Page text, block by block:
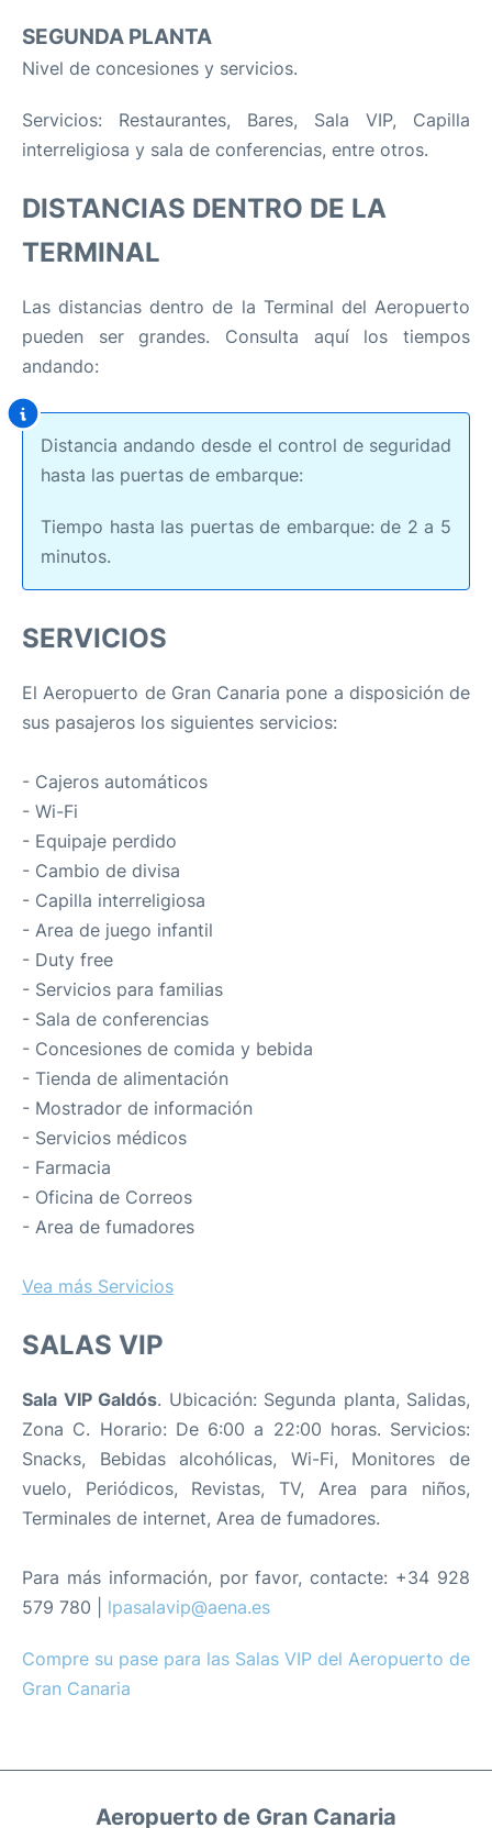
SEGUNDA PLANTA
Nivel de concesiones y servicios.
Servicios: Restaurantes, Bares, Sala VIP, Capilla
interreligiosa y sala de conferencias, entre otros.
DISTANCIAS DENTRO DE LA
TERMINAL
Las distancias dentro de la Terminal del Aeropuerto
pueden ser grandes. Consulta aquí los tiempos
andando:
Distancia andando desde el control de seguridad
hasta las puertas de embarque:
Tiempo hasta las puertas de embarque: de 2 a 5
minutos.
SERVICIOS
El Aeropuerto de Gran Canaria pone a disposición de
sus pasajeros los siguientes servicios:
- Cajeros automáticos
- Wi-Fi
- Equipaje perdido
- Cambio de divisa
- Capilla interreligiosa
- Area de juego infantil
- Duty free
- Servicios para familias
- Sala de conferencias
- Concesiones de comida y bebida
- Tienda de alimentación
- Mostrador de información
- Servicios médicos
- Farmacia
- Oficina de Correos
- Area de fumadores
Vea más Servicios
SALAS VIP
Sala VIP Galdós. Ubicación: Segunda planta, Salidas,
Zona C. Horario: De 6:00 a 22:00 horas. Servicios:
Snacks, Bebidas alcohólicas, Wi-Fi, Monitores de
vuelo, Periódicos, Revistas, TV, Area para niños,
Terminales de internet, Area de fumadores.
Para más información, por favor, contacte: +34 928
579 780 | lpasalavip@aena.es
Compre su pase para las Salas VIP del Aeropuerto de
Gran Canaria
Aeropuerto de Gran Canaria